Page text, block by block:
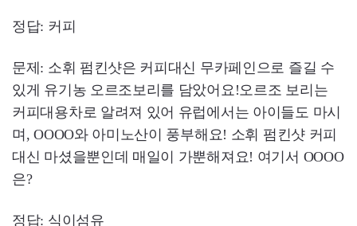
​정답: 커피
문제: 소휘 펌킨샷은 커피대신 무카페인으로 즐길 수
있게 유기농 오르조보리를 담았어요!오르조 보리는
커피대용차로 알려져 있어 유럽에서는 아이들도 마시
며, OOOO와 아미노산이 풍부해요! 소휘 펌킨샷 커피
대신 마셨을뿐인데 매일이 가뿐해져요! 여기서 OOOO
은?
정답: 식이섬유